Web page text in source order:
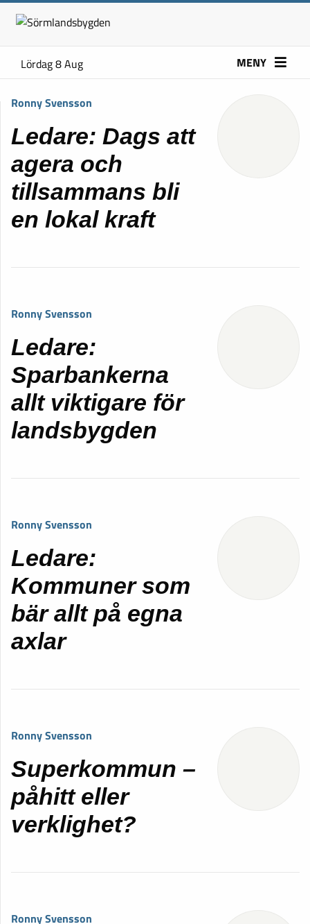
Lördag 8 Aug MENY
Ronny Svensson
Ledare: Dags att
agera och
tillsammans bli
en lokal kraft
Ronny Svensson
Ledare:
Sparbankerna
allt viktigare för
landsbygden
Ronny Svensson
Ledare:
Kommuner som
bär allt på egna
axlar
Ronny Svensson
Superkommun –
påhitt eller
verklighet?
Ronny Svensson